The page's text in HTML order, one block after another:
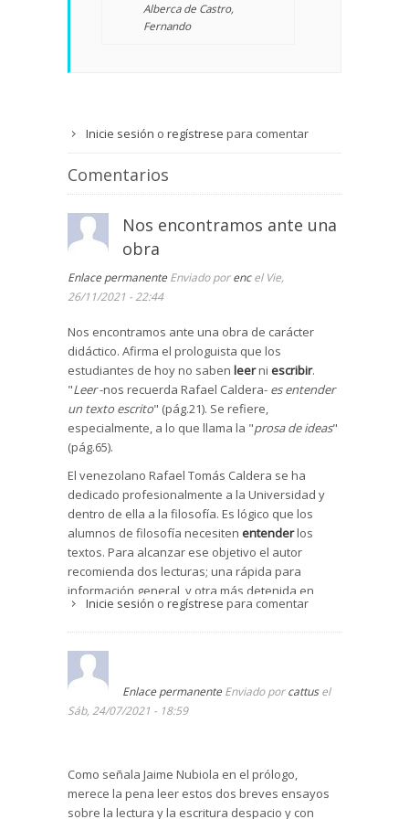
Alberca de Castro,
Fernando
Inicie sesión o regístrese para comentar
Comentarios
Nos encontramos ante una
obra
Enlace permanente Enviado porencel Vie,
26/11/2021 - 22:44
Nos encontramos ante una obra de carácter
didáctico. Afirma el prologuista que los
estudiantes de hoy no saben leerni escribir.
"Leer-nos recuerda Rafael Caldera- es entender
un texto escrito" (pág.21). Se refiere,
especialmente, a lo que llama la "prosa de ideas"
(pág.65).
El venezolano Rafael Tomás Caldera se ha
dedicado profesionalmente a la Universidad y
dentro de ella a la filosofía. Es lógico que los
alumnos de filosofía necesiten entenderlos
textos. Para alcanzar ese objetivo el autor
recomienda dos lecturas; una rápida para
información general, y otra más detenida en
busca del núcleo o ideas principales del libro.
Una vez alcanzadas las ideas fundamentales el
lector podrá realizar una comparación de éstas
con los conocimientos que ya posee y que
merecen su asentimiento. Caldera denomina a
estos tres pasosanálisis, síntesis y crítica
una sola lectura, que se conforman con obtener
una impresión general de lo leído: bueno o malo,
entretenido o aburrido, profundo o superficial.
Inicie sesión o regístrese para comentar
Enlace permanente Enviado porcattusel
Sáb, 24/07/2021 - 18:59
Como señala Jaime Nubiola en el prólogo,
merece la pena leer estos dos breves ensayos
sobre la lectura y la escritura despacio y con